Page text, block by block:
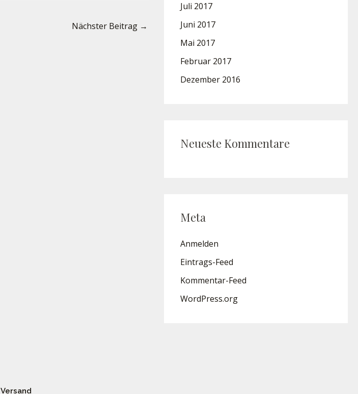
Nächster Beitrag →
Juli 2017
Juni 2017
Mai 2017
Februar 2017
Dezember 2016
Neueste Kommentare
Meta
Anmelden
Eintrags-Feed
Kommentar-Feed
WordPress.org
Versand